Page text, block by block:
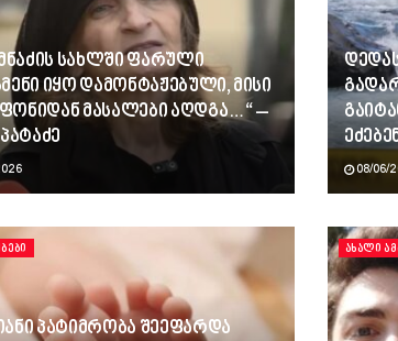
სახლში ფარული
იყო დამონტაჟებული, მისი
მასალები აღდგა…“ –
08/06/
პატიმრობა შეეფარდა
ᲐᲮᲐᲚᲘ